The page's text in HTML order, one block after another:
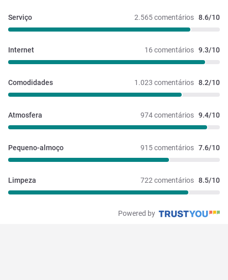
2.565 comentários 8.6/10
Serviço
16 comentários 9.3/10
Internet
1.023 comentários 8.2/10
Comodidades
974 comentários 9.4/10
Atmosfera
915 comentários 7.6/10
Pequeno-almoço
722 comentários 8.5/10
Limpeza
Powered by